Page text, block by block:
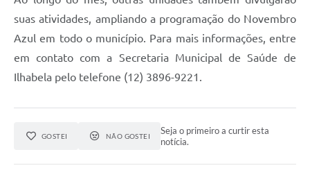
suas atividades, ampliando a programação do Novembro
Azul em todo o município. Para mais informações, entre
em contato com a Secretaria Municipal de Saúde de
Ilhabela pelo telefone (12) 3896-9221.
GOSTEI NÃO GOSTEI
Seja o primeiro a curtir esta
notícia.